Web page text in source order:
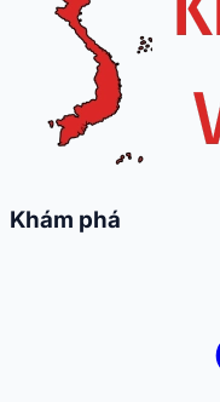
Khám phá